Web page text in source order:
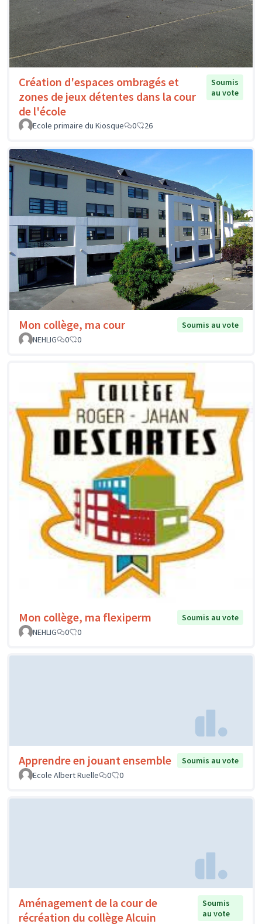
Création d'espaces ombragés et
zones de jeux détentes dans la cour
de l'école
Soumis
au vote
Ecole primaire du Kiosque 0 26
Mon collège, ma cour
Soumis au vote
NEHLIG
0 0
Mon collège, ma flexiperm
Soumis au vote
NEHLIG
0 0
Apprendre en jouant ensemble
Soumis au vote
Ecole Albert Ruelle
0 0
Aménagement de la cour de
récréation du collège Alcuin
Soumis
au vote